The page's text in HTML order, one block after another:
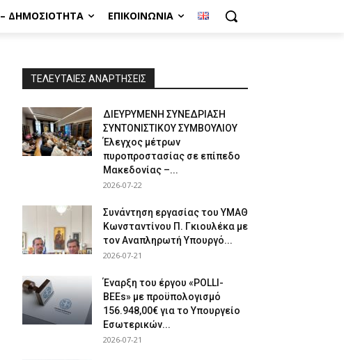
– ΔΗΜΟΣΙΌΤΗΤΑ ΕΠΙΚΟΙΝΩΝΊΑ
ΤΕΛΕΥΤΑΙΕΣ ΑΝΑΡΤΗΣΕΙΣ
ΔΙΕΥΡΥΜΕΝΗ ΣΥΝΕΔΡΙΑΣΗ
ΣΥΝΤΟΝΙΣΤΙΚΟΥ ΣΥΜΒΟΥΛΙΟΥ
Έλεγχος μέτρων
πυροπροστασίας σε επίπεδο
Μακεδονίας –...
2026-07-22
Συνάντηση εργασίας του ΥΜΑΘ
Κωνσταντίνου Π. Γκιουλέκα με
τον Αναπληρωτή Υπουργό...
2026-07-21
Έναρξη του έργου «POLLI-
BEEs» με προϋπολογισμό
156.948,00€ για το Υπουργείο
Εσωτερικών...
2026-07-21